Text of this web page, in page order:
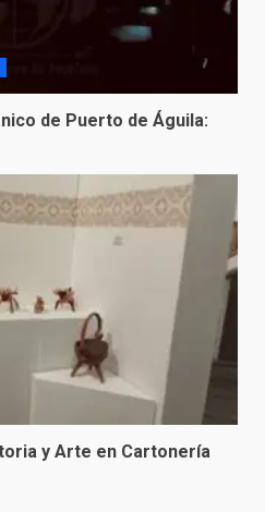
de Puerto de Águila:
y Arte en Cartonería